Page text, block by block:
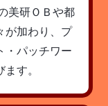
美研ＯＢや都
が加わり、プ
・パッチワー
す。